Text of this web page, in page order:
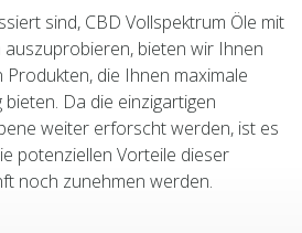
sind, CBD Vollspektrum Öle mit
bieten wir Ihnen
die Ihnen maximale
Da die einzigartigen
weiter erforscht werden, ist es
potenziellen Vorteile dieser
noch zunehmen werden.